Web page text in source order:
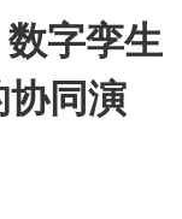
字孪生
同演